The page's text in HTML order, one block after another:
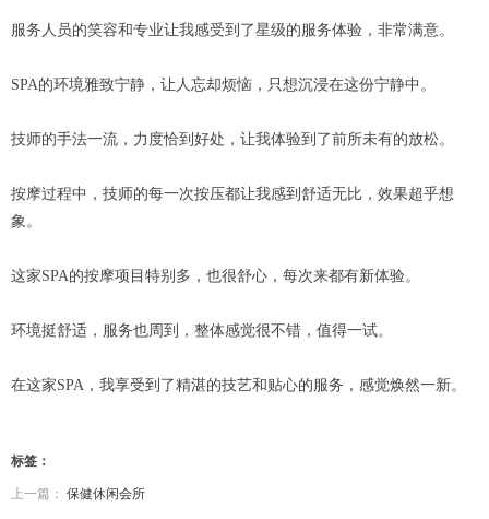
服务人员的笑容和专业让我感受到了星级的服务体验，非常满意。
SPA的环境雅致宁静，让人忘却烦恼，只想沉浸在这份宁静中。
技师的手法一流，力度恰到好处，让我体验到了前所未有的放松。
按摩过程中，技师的每一次按压都让我感到舒适无比，效果超乎想
象。
这家SPA的按摩项目特别多，也很舒心，每次来都有新体验。
环境挺舒适，服务也周到，整体感觉很不错，值得一试。
在这家SPA，我享受到了精湛的技艺和贴心的服务，感觉焕然一新。
标签：
上一篇： 保健休闲会所